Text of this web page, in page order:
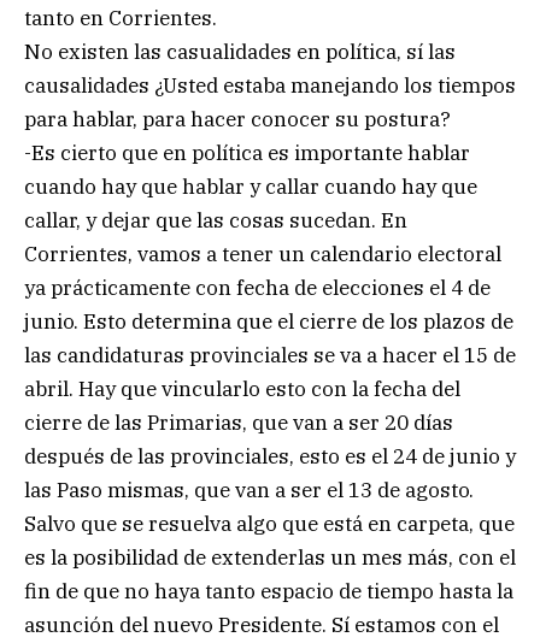
tanto en Corrientes.
No existen las casualidades en política, sí las
causalidades ¿Usted estaba manejando los tiempos
para hablar, para hacer conocer su postura?
-Es cierto que en política es importante hablar
cuando hay que hablar y callar cuando hay que
callar, y dejar que las cosas sucedan. En
Corrientes, vamos a tener un calendario electoral
ya prácticamente con fecha de elecciones el 4 de
junio. Esto determina que el cierre de los plazos de
las candidaturas provinciales se va a hacer el 15 de
abril. Hay que vincularlo esto con la fecha del
cierre de las Primarias, que van a ser 20 días
después de las provinciales, esto es el 24 de junio y
las Paso mismas, que van a ser el 13 de agosto.
Salvo que se resuelva algo que está en carpeta, que
es la posibilidad de extenderlas un mes más, con el
fin de que no haya tanto espacio de tiempo hasta la
asunción del nuevo Presidente. Sí estamos con el